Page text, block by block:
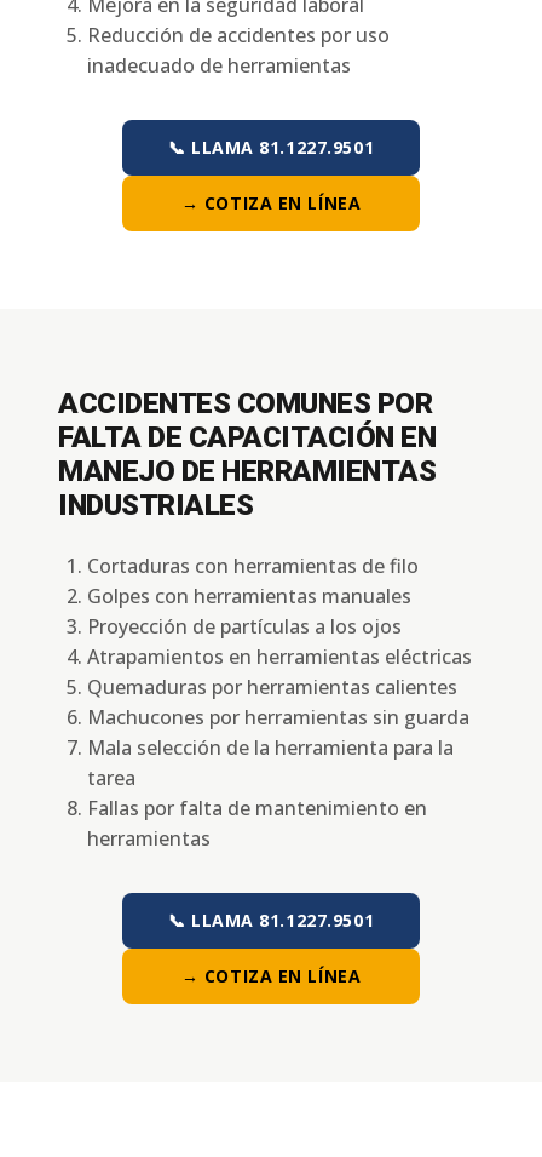
Reducción de accidentes por uso
inadecuado de herramientas
📞 LLAMA 81.1227.9501
→ COTIZA EN LÍNEA
ACCIDENTES COMUNES POR
FALTA DE CAPACITACIÓN EN
MANEJO DE HERRAMIENTAS
INDUSTRIALES
Cortaduras con herramientas de filo
Golpes con herramientas manuales
Proyección de partículas a los ojos
Atrapamientos en herramientas eléctricas
Quemaduras por herramientas calientes
Machucones por herramientas sin guarda
Mala selección de la herramienta para la
tarea
Fallas por falta de mantenimiento en
herramientas
📞 LLAMA 81.1227.9501
→ COTIZA EN LÍNEA